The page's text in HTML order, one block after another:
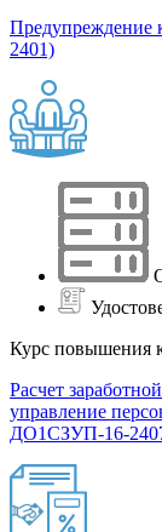
Предупреждение
2401)
Курс повышения
Расчет
управление
ДО1СЗУП-16-